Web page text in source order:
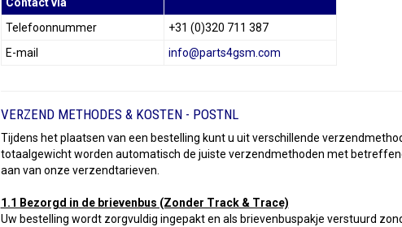
Telefoonnummer
+31 (0)320 711 387
E-mail
info@parts4gsm.com
VERZEND METHODES & KOSTEN - POSTNL
Tijdens het plaatsen van een bestelling kunt u uit verschillende
totaalgewicht worden automatisch de juiste verzendmethoden met
aan van onze verzendtarieven.
1.1 Bezorgd in de brievenbus (Zonder Track & Trace)
Uw bestelling wordt zorgvuldig ingepakt en als brievenbuspakje verstuurd